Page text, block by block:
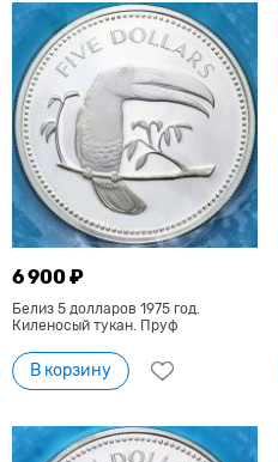
6 900 ₽
Белиз 5 долларов 1975 год.
Киленосый тукан. Пруф
В корзину